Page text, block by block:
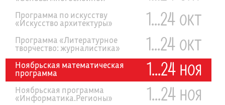
Программа по искусству
«Искусство архитектуры» 1...24 окт
Программа «Литературное
творчество: журналистика» 1...24 окт
Ноябрьская математическая
программа 1...24 ноя
Ноябрьская программа
«Информатика.Регионы» 1...24 ноя